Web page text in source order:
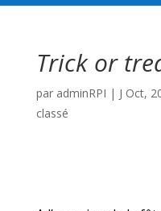
Trick or
par adminRPI | J Oct,
classé